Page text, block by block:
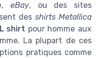
,eBay, ou des sites
des shirts Metallica
shirt pour homme aux
La plupart de ces
pratiques comme